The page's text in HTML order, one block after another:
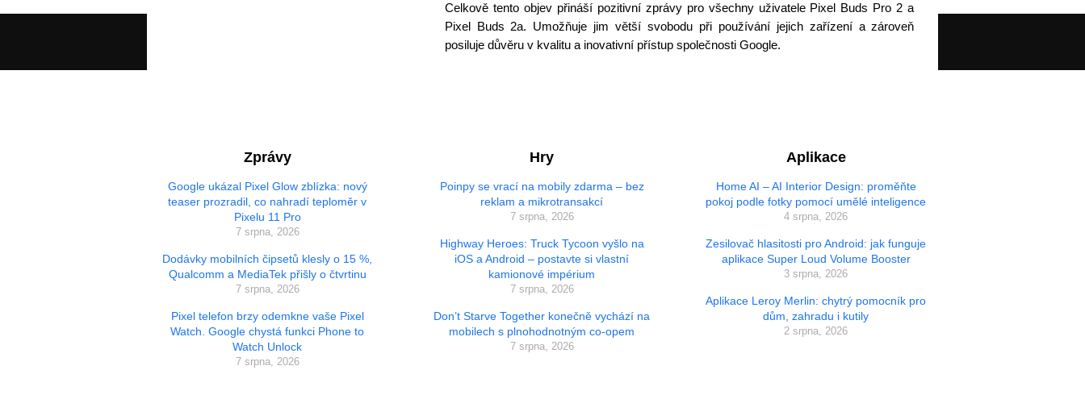
Celkově tento objev přináší pozitivní zprávy pro všechny uživatele Pixel Buds Pro 2 a
Pixel Buds 2a. Umožňuje jim větší svobodu při používání jejich zařízení a zároveň
posiluje důvěru v kvalitu a inovativní přístup společnosti Google.
Zprávy
Google ukázal Pixel Glow zblízka: nový
teaser prozradil, co nahradí teploměr v
Pixelu 11 Pro
7 srpna, 2026
Dodávky mobilních čipsetů klesly o 15 %,
Qualcomm a MediaTek přišly o čtvrtinu
7 srpna, 2026
Pixel telefon brzy odemkne vaše Pixel
Watch. Google chystá funkci Phone to
Watch Unlock
7 srpna, 2026
Hry
Poinpy se vrací na mobily zdarma – bez
reklam a mikrotransakcí
7 srpna, 2026
Highway Heroes: Truck Tycoon vyšlo na
iOS a Android – postavte si vlastní
kamionové impérium
7 srpna, 2026
Don’t Starve Together konečně vychází na
mobilech s plnohodnotným co-opem
7 srpna, 2026
Aplikace
Home AI – AI Interior Design: proměňte
pokoj podle fotky pomocí umělé inteligence
4 srpna, 2026
Zesilovač hlasitosti pro Android: jak funguje
aplikace Super Loud Volume Booster
3 srpna, 2026
Aplikace Leroy Merlin: chytrý pomocník pro
dům, zahradu i kutily
2 srpna, 2026